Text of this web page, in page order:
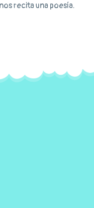
recita una poesía.